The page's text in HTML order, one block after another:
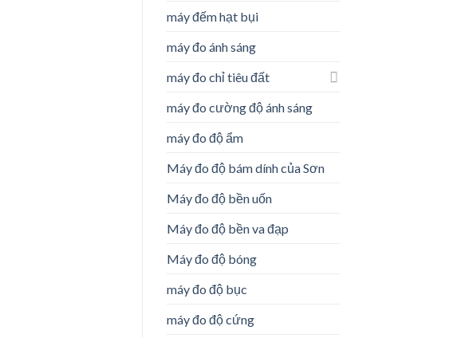
máy đếm hạt bụi
máy đo ánh sáng
máy đo chỉ tiêu đất
máy đo cường độ ánh sáng
máy đo độ ẩm
Máy đo độ bám dính của Sơn
Máy đo độ bền uốn
Máy đo độ bền va đạp
Máy đo độ bóng
máy đo độ bục
máy đo độ cứng